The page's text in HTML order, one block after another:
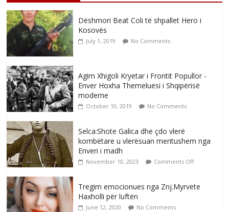
Dëshmori Beat Coli të shpallet Hero i
Kosovës
July 1, 2019 No Comments
Agim Xhigoli Kryetar i Frontit Popullor -
Enver Hoxha Themeluesi i Shqipërisë
moderne
October 10, 2019 No Comments
Selca:Shote Galica dhe çdo vlerë
kombëtare u vlerësuan meritushem nga
Enveri i madh
November 10, 2023 Comments Off
Tregim emocionues nga Znj.Myrvete
Haxholli për luftën
June 12, 2020 No Comments